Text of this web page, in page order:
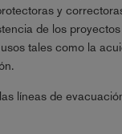
y
de los
tales como la
líneas de